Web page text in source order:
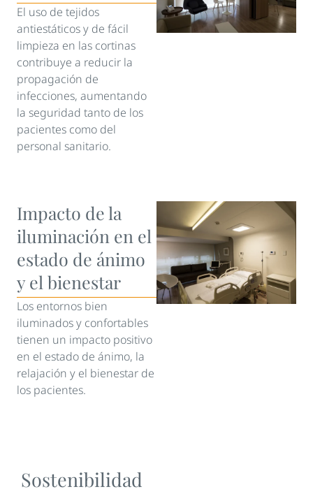
El uso de tejidos
antiestáticos y de fácil
limpieza en las cortinas
contribuye a reducir la
propagación de
infecciones, aumentando
la seguridad tanto de los
pacientes como del
personal sanitario.
Impacto de la
iluminación en el
estado de ánimo
y el bienestar
Los entornos bien
iluminados y confortables
tienen un impacto positivo
en el estado de ánimo, la
relajación y el bienestar de
los pacientes.
Sostenibilidad